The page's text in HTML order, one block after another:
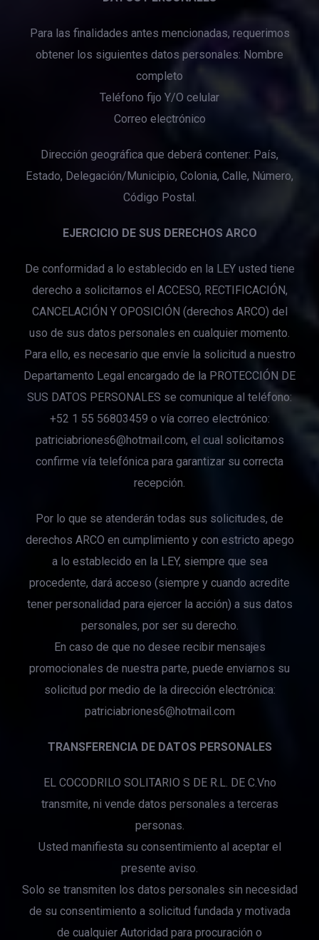
Para las finalidades antes mencionadas, requerimos
obtener los siguientes datos personales: Nombre
completo
Teléfono fijo Y/O celular
Correo electrónico
Dirección geográfica que deberá contener: País,
Estado, Delegación/Municipio, Colonia, Calle, Número,
Código Postal.
EJERCICIO DE SUS DERECHOS ARCO
De conformidad a lo establecido en la LEY usted tiene
derecho a solicitarnos el ACCESO, RECTIFICACIÓN,
CANCELACIÓN Y OPOSICIÓN (derechos ARCO) del
uso de sus datos personales en cualquier momento.
Para ello, es necesario que envíe la solicitud a nuestro
Departamento Legal encargado de la PROTECCIÓN DE
SUS DATOS PERSONALES se comunique al teléfono:
+52 1 55 56803459 o vía correo electrónico:
patriciabriones6@hotmail.com, el cual solicitamos
confirme vía telefónica para garantizar su correcta
recepción.
Por lo que se atenderán todas sus solicitudes, de
derechos ARCO en cumplimiento y con estricto apego
a lo establecido en la LEY, siempre que sea
procedente, dará acceso (siempre y cuando acredite
tener personalidad para ejercer la acción) a sus datos
personales, por ser su derecho.
En caso de que no desee recibir mensajes
promocionales de nuestra parte, puede enviarnos su
solicitud por medio de la dirección electrónica:
patriciabriones6@hotmail.com
TRANSFERENCIA DE DATOS PERSONALES
EL COCODRILO SOLITARIO S DE R.L. DE C.Vno
transmite, ni vende datos personales a terceras
personas.
Usted manifiesta su consentimiento al aceptar el
presente aviso.
Solo se transmiten los datos personales sin necesidad
de su consentimiento a solicitud fundada y motivada
de cualquier Autoridad para procuración o